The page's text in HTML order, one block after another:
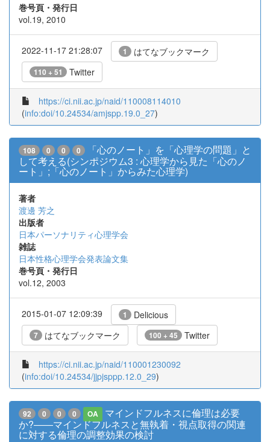
巻号頁・発行日
vol.19, 2010
2022-11-17 21:28:07 1 はてなブックマーク
110 + 51 Twitter
https://ci.nii.ac.jp/naid/110008114010
(info:doi/10.24534/amjspp.19.0_27)
108 0 0 0
「心のノート」を「心理学の問題」と
して考える(シンポジウム3 : 心理学から見た「心のノ
ート」;「心のノート」からみた心理学)
著者
渡邊 芳之
出版者
日本パーソナリティ心理学会
雑誌
日本性格心理学会発表論文集
巻号頁・発行日
vol.12, 2003
2015-01-07 12:09:39 1 Delicious
7 はてなブックマーク 100 + 45 Twitter
https://ci.nii.ac.jp/naid/110001230092
(info:doi/10.24534/jjpjsppp.12.0_29)
92 0 0 0 OA
マインドフルネスに倫理は必要
か?――マインドフルネスと無執着・視点取得の関連
に対する倫理の調整効果の検討